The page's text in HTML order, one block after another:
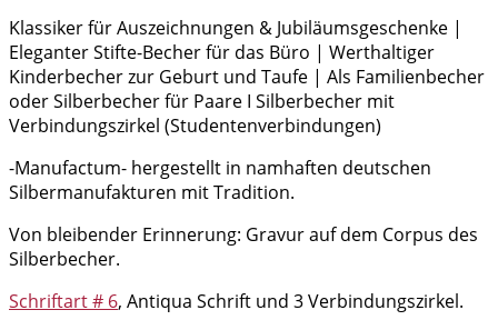
Klassiker für Auszeichnungen & Jubiläumsgeschenke |
Eleganter Stifte-Becher für das Büro | Werthaltiger
Kinderbecher zur Geburt und Taufe | Als Familienbecher
oder Silberbecher für Paare I Silberbecher mit
Verbindungszirkel (Studentenverbindungen)
-Manufactum- hergestellt in namhaften deutschen
Silbermanufakturen mit Tradition.
Von bleibender Erinnerung: Gravur auf dem Corpus des
Silberbecher.
Schriftart # 6, Antiqua Schrift und 3 Verbindungszirkel.